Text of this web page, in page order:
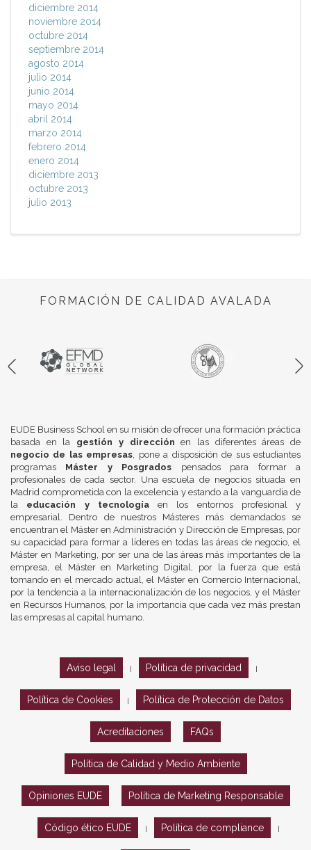
diciembre 2014
noviembre 2014
octubre 2014
septiembre 2014
agosto 2014
julio 2014
junio 2014
mayo 2014
abril 2014
marzo 2014
febrero 2014
enero 2014
diciembre 2013
octubre 2013
julio 2013
FORMACIÓN DE CALIDAD AVALADA
EUDE Business School en su misión de ofrecer una formación práctica
basada en la gestión y dirección en las diferentes áreas de
negocio de las empresas , pone a disposición de sus estudiantes
programas Máster y Posgrados pensados para formar a
profesionales de cada sector. Una escuela de negocios situada en
Madrid comprometida con la excelencia y estando a la vanguardia de
la educación y tecnologíaen los entornos profesional y
empresarial. Dentro de nuestros Másteres más demandados se
encuentran el Máster en Administración y Dirección de Empresas, por
su capacidad para formar a líderes en todas las áreas de negocio, el
Máster en Marketing, por ser una de las áreas más importantes de la
empresa, el Máster en Marketing Digital, por la fuerza que está
tomando en el mercado actual, el Máster en Comercio Internacional,
por la tendencia a la internacionalización de los negocios, y el Máster
en Recursos Humanos, por la importancia que cada vez más prestan
las empresas al capital humano.
Aviso legal Política de privacidad
Política de Cookies Política de Protección de Datos
Acreditaciones FAQs
Política de Calidad y Medio Ambiente
Opiniones EUDE Política de Marketing Responsable
Código ético EUDE Política de compliance